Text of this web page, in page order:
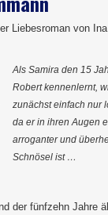
Liebesroman von
Als Samira den 15
Robert kennenlernt,
zunächst einfach nur
da er in ihren Augen
arroganter und
Schnösel ist …
der fünfzehn Jahre